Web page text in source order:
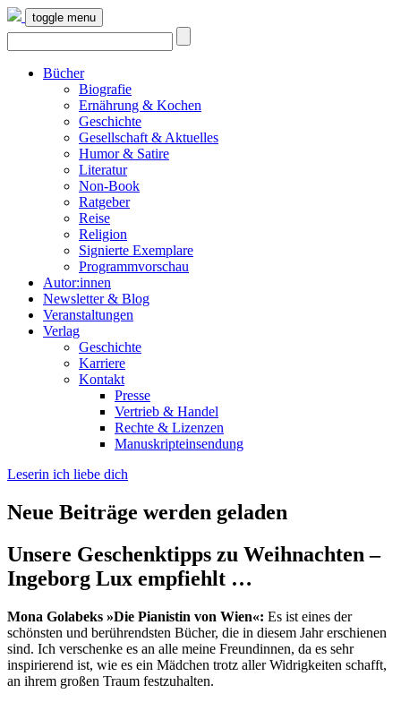
toggle menu
Bücher
Biografie
Ernährung & Kochen
Geschichte
Gesellschaft & Aktuelles
Humor & Satire
Literatur
Non-Book
Ratgeber
Reise
Religion
Signierte Exemplare
Programmvorschau
Autor:innen
Newsletter & Blog
Veranstaltungen
Verlag
Geschichte
Karriere
Kontakt
Presse
Vertrieb & Handel
Rechte & Lizenzen
Manuskripteinsendung
Leserin ich liebe dich
Neue Beiträge werden geladen
Unsere Geschenktipps zu Weihnachten –
Ingeborg Lux empfiehlt …
Mona Golabeks »Die Pianistin von Wien«: Es ist eines der
schönsten und berührendsten Bücher, die in diesem Jahr erschienen
sind. Ich verschenke es an alle meine Freundinnen, da es sehr
inspirierend ist, wie es ein Mädchen trotz aller Widrigkeiten schafft,
an ihrem großen Traum festzuhalten.